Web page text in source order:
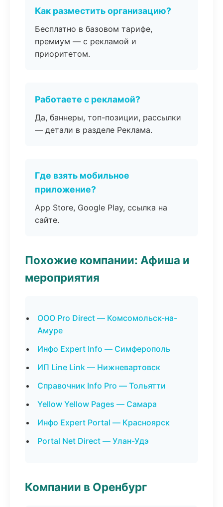
Как разместить организацию?
Бесплатно в базовом тарифе,
премиум — с рекламой и
приоритетом.
Работаете с рекламой?
Да, баннеры, топ-позиции, рассылки
— детали в разделе Реклама.
Где взять мобильное
приложение?
App Store, Google Play, ссылка на
сайте.
Похожие компании: Афиша и
мероприятия
ООО Pro Direct — Комсомольск-на-
Амуре
Инфо Expert Info — Симферополь
ИП Line Link — Нижневартовск
Справочник Info Pro — Тольятти
Yellow Yellow Pages — Самара
Инфо Expert Portal — Красноярск
Portal Net Direct — Улан-Удэ
Компании в Оренбург